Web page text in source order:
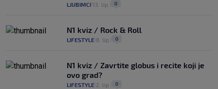
LJUBIMCI 13. lip. 0
N1 kviz / Rock & Roll
LIFESTYLE 8. lip. 0
N1 kviz / Zavrtite globus i recite koji je
ovo grad?
LIFESTYLE 2. lip. 0